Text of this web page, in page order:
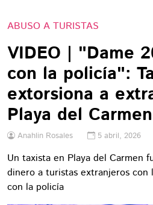
ABUSO A TURISTAS
VIDEO | "Dame
con la policía":
extorsiona a
Playa del Carmen
Anahlin Rosales 5 abril, 2026
Un taxista en Playa del Carmen
dinero a turistas extranjeros con
con la policía